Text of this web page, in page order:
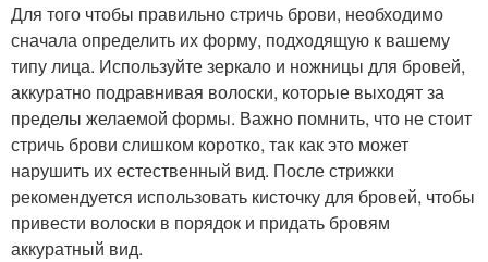
Для того чтобы правильно стричь брови, необходимо
сначала определить их форму, подходящую к вашему
типу лица. Используйте зеркало и ножницы для бровей,
аккуратно подравнивая волоски, которые выходят за
пределы желаемой формы. Важно помнить, что не стоит
стричь брови слишком коротко, так как это может
нарушить их естественный вид. После стрижки
рекомендуется использовать кисточку для бровей, чтобы
привести волоски в порядок и придать бровям
аккуратный вид.